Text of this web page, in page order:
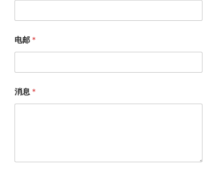
电邮 *
消息 *